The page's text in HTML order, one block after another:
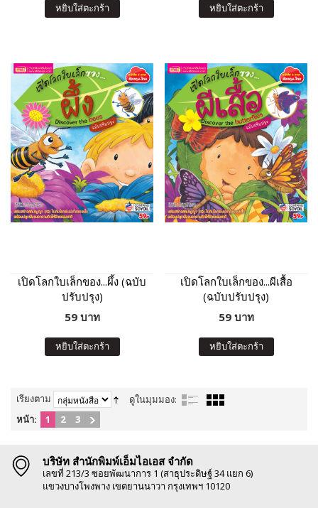
หยิบใส่ตะกร้า หยิบใส่ตะกร้า
เปิดโลกใบเล็กของ...ผึ้ง (ฉบับ
ปรับปรุง)
59 บาท
หยิบใส่ตะกร้า
เปิดโลกใบเล็กของ...ผีเสื้อ
(ฉบับปรับปรุง)
59 บาท
หยิบใส่ตะกร้า
เรียงตาม
ดูในมุมมอง:
หน้า:
1 2 3
บริษัท สำนักพิมพ์เอ็มไอเอส จำกัด
เลขที่ 213/3 ซอยพัฒนาการ 1 (สาธุประดิษฐ์ 34 แยก 6)
แขวงบางโพงพาง เขตยานนาวา กรุงเทพฯ 10120